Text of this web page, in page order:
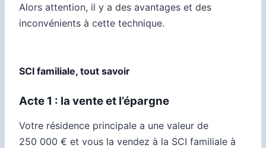
Alors attention, il y a des avantages et des
inconvénients à cette technique.
SCI familiale, tout savoir
Acte 1 : la vente et l’épargne
Votre résidence principale a une valeur de
250 000 € et vous la vendez à la SCI familiale à